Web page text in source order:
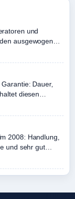
und
ausgewogenen
Dauer,
diesen
2008: Handlung,
und sehr gut